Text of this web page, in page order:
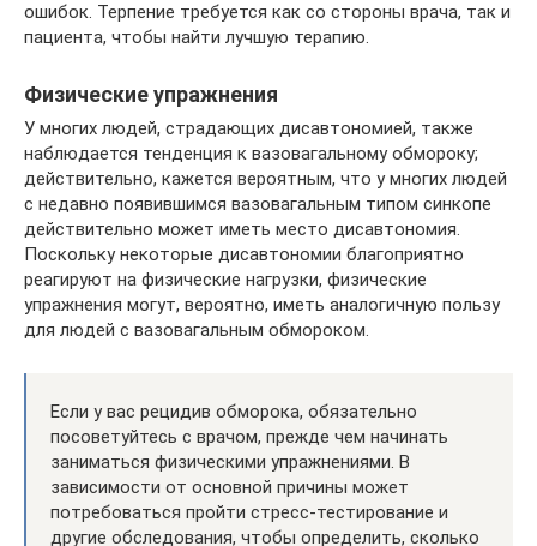
ошибок. Терпение требуется как со стороны врача, так и
пациента, чтобы найти лучшую терапию.
Физические упражнения
У многих людей, страдающих дисавтономией, также
наблюдается тенденция к вазовагальному обмороку;
действительно, кажется вероятным, что у многих людей
с недавно появившимся вазовагальным типом синкопе
действительно может иметь место дисавтономия.
Поскольку некоторые дисавтономии благоприятно
реагируют на физические нагрузки, физические
упражнения могут, вероятно, иметь аналогичную пользу
для людей с вазовагальным обмороком.
Если у вас рецидив обморока, обязательно
посоветуйтесь с врачом, прежде чем начинать
заниматься физическими упражнениями. В
зависимости от основной причины может
потребоваться пройти стресс-тестирование и
другие обследования, чтобы определить, сколько